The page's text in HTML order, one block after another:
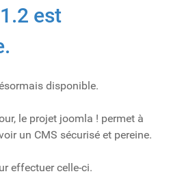
est
disponible.
le projet joomla ! permet à
un CMS sécurisé et pereine.
effectuer celle-ci.